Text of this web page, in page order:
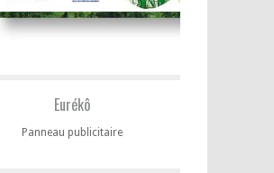
Eurékô
Panneau publicitaire